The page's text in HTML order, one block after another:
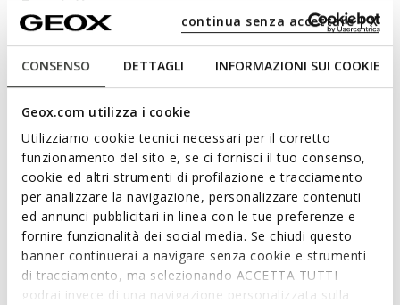
CONSENSO DETTAGLI INFORMAZIONI SUI COOKIE
Geox.com utilizza i cookie
Utilizziamo cookie tecnici necessari per il corretto
funzionamento del sito e, se ci fornisci il tuo consenso,
cookie ed altri strumenti di profilazione e tracciamento
per analizzare la navigazione, personalizzare contenuti
ed annunci pubblicitari in linea con le tue preferenze e
fornire funzionalità dei social media. Se chiudi questo
banner continuerai a navigare senza cookie e strumenti
di tracciamento, ma selezionando ACCETTA TUTTI
godrai invece di una navigazione personalizzata sulla
continua senza accettare | X
Description
Women’s college-inspired loafers, for outfits with understated
available in burgundy, a warm and on-trend shade.
lines with refined details.
ITEM CODE:D680XA00038C7011
Features
Quick and easy to put on
Heel height: 2 cm / 0,8"
Slip-on design allows you to slide the foot in swiftly